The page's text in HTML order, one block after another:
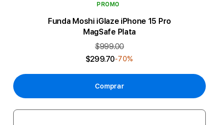
PROMO
Funda Moshi iGlaze iPhone 15 Pro
MagSafe Plata
$999.00
$299.70-70%
Comprar